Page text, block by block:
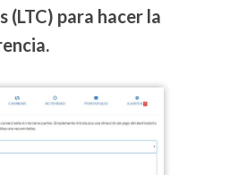
(LTC) para hacer la